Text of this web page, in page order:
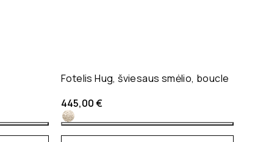
Fotelis Hug, šviesaus smėlio, boucle
445,00€